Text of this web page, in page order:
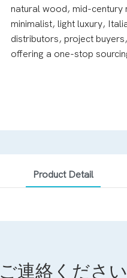
natural wood, mid-century
minimalist, light luxury,
distributors, project
offering a one-stop
Product Detail
ご連絡ください